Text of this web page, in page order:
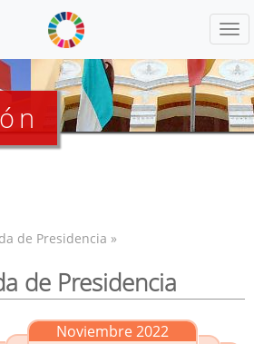
de Presidencia »
de Presidencia
Noviembre 2022